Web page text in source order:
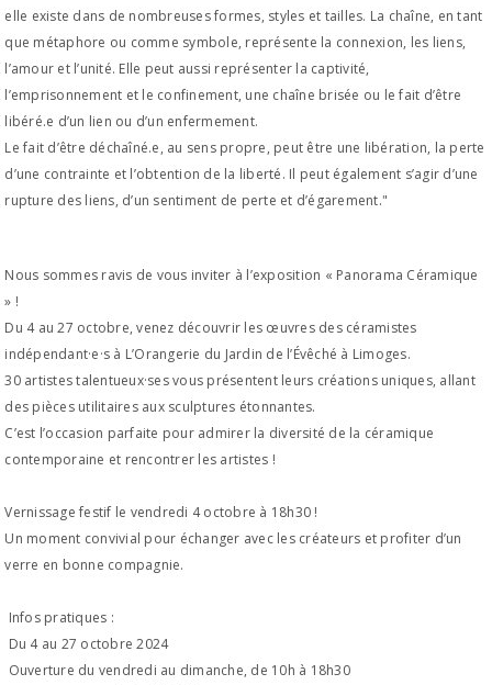
elle existe dans de nombreuses formes, styles et tailles. La chaîne, en tant
que métaphore ou comme symbole, représente la connexion, les liens,
l’amour et l’unité. Elle peut aussi représenter la captivité,
l’emprisonnement et le confinement, une chaîne brisée ou le fait d’être
libéré.e d’un lien ou d’un enfermement.
Le fait d’être déchaîné.e, au sens propre, peut être une libération, la perte
d’une contrainte et l’obtention de la liberté. Il peut également s’agir d’une
rupture des liens, d’un sentiment de perte et d’égarement."
Nous sommes ravis de vous inviter à l’exposition « Panorama Céramique
» !
Du 4 au 27 octobre, venez découvrir les œuvres des céramistes
indépendant·e·s à L’Orangerie du Jardin de l’Évêché à Limoges.
30 artistes talentueux·ses vous présentent leurs créations uniques, allant
des pièces utilitaires aux sculptures étonnantes.
C’est l’occasion parfaite pour admirer la diversité de la céramique
contemporaine et rencontrer les artistes !
Vernissage festif le vendredi 4 octobre à 18h30 !
Un moment convivial pour échanger avec les créateurs et profiter d’un
verre en bonne compagnie.
Infos pratiques :
Du 4 au 27 octobre 2024
Ouverture du vendredi au dimanche, de 10h à 18h30